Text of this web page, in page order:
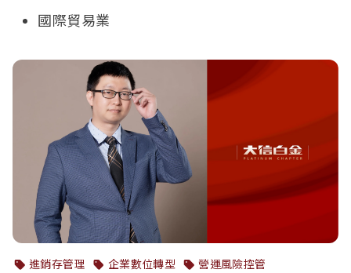
國際貿易業
進銷存管理 企業數位轉型
營運風險控管